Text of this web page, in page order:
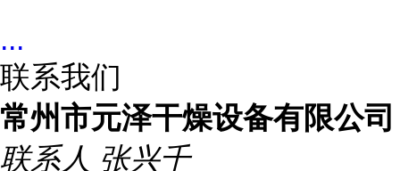
...
联系我们
常州市元泽干燥设备有限公司
联系人 张兴千